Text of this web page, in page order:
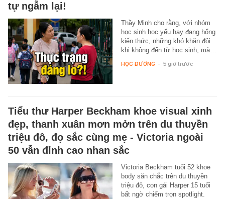
tự ngẫm lại!
Thầy Minh cho rằng, với nhóm
học sinh học yếu hay đang hổng
kiến thức, những khó khăn đôi
khi không đến từ học sinh, mà…
HỌC ĐƯỜNG - 5 giờ trước
Tiểu thư Harper Beckham khoe visual xinh
đẹp, thanh xuân mơn mởn trên du thuyền
triệu đô, đọ sắc cùng mẹ - Victoria ngoài
50 vẫn đỉnh cao nhan sắc
Victoria Beckham tuổi 52 khoe
body săn chắc trên du thuyền
triệu đô, con gái Harper 15 tuổi
bất ngờ chiếm trọn spotlight.